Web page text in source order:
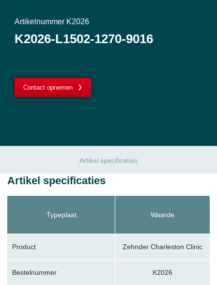
Artikelnummer K2026
K2026-L1502-1270-9016
Contact opnemen
Artikel specificaties
Artikel specificaties
Typeplaat Waarde
Product Zehnder Charleston Clinic
Bestelnummer K2026